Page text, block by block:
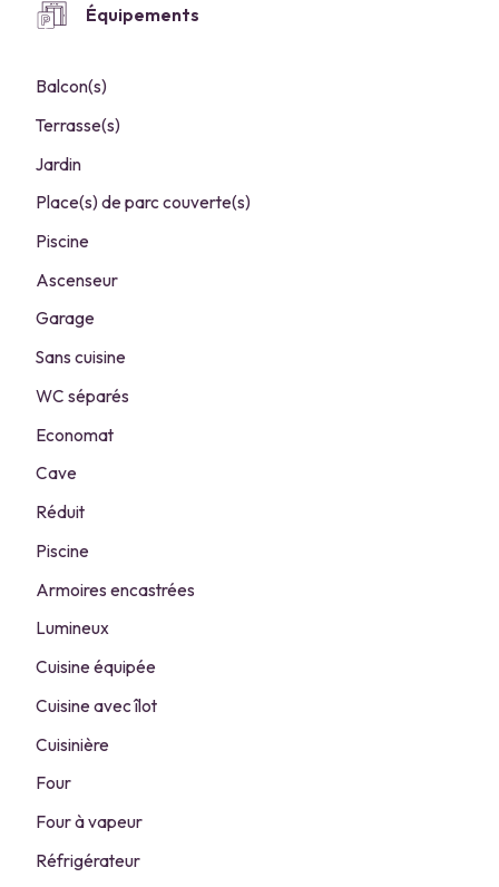
Équipements
Balcon(s)
Terrasse(s)
Jardin
Place(s) de parc couverte(s)
Piscine
Ascenseur
Garage
Sans cuisine
WC séparés
Economat
Cave
Réduit
Piscine
Armoires encastrées
Lumineux
Cuisine équipée
Cuisine avec îlot
Cuisinière
Four
Four à vapeur
Réfrigérateur